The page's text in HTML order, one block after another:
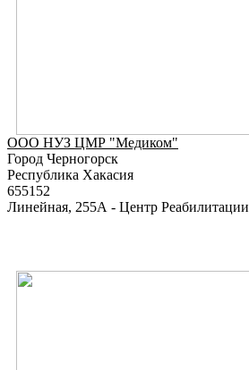
ООО НУЗ ЦМР "Медиком"
Город Черногорск
Республика Хакасия
655152
Линейная, 255А - Центр Реабилитации